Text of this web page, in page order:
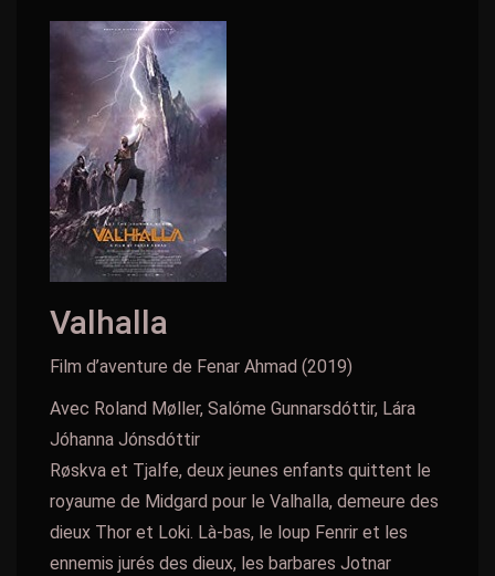
Valhalla
Film d’aventure de Fenar Ahmad (2019)
Avec Roland Møller, Salóme Gunnarsdóttir, Lára
Jóhanna Jónsdóttir
Røskva et Tjalfe, deux jeunes enfants quittent le
royaume de Midgard pour le Valhalla, demeure des
dieux Thor et Loki. Là-bas, le loup Fenrir et les
ennemis jurés des dieux, les barbares Jotnar